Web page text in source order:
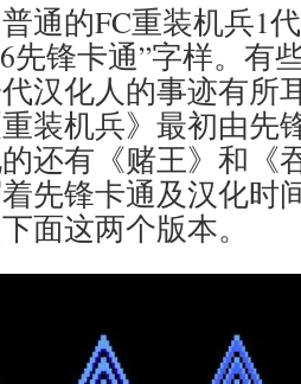
通的FC重装机兵1
先锋卡通”字样。有
汉化人的事迹有所
装机兵》最初由先
还有《赌王》和《
先锋卡通及汉化时
面这两个版本。